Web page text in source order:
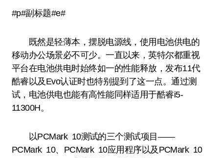
#p#副标题#e#
既然是轻薄本，摆脱电源线，使用电池供电的
移动办公场景必不可少。一直以来，英特尔都重视
平台在电池供电时始终如一的性能释放，发布11代
酷睿以及Evo认证时也特别提到了这一点。通过测
试，电池供电也能有高性能同样适用于酷睿i5-
11300H。
以PCMark 10测试的三个测试项目——
PCMark 10、PCMark 10应用程序以及PCMark 10